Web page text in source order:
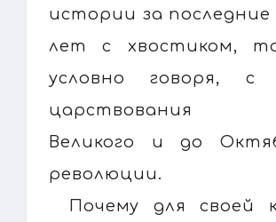
истории за последние
лет с хвостиком,
условно говоря, с
царствования
Великого и до
революции.
Почему для своей